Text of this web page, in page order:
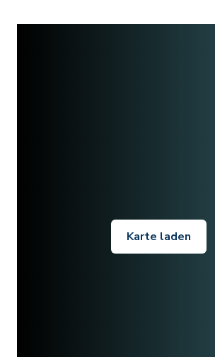
Karte laden